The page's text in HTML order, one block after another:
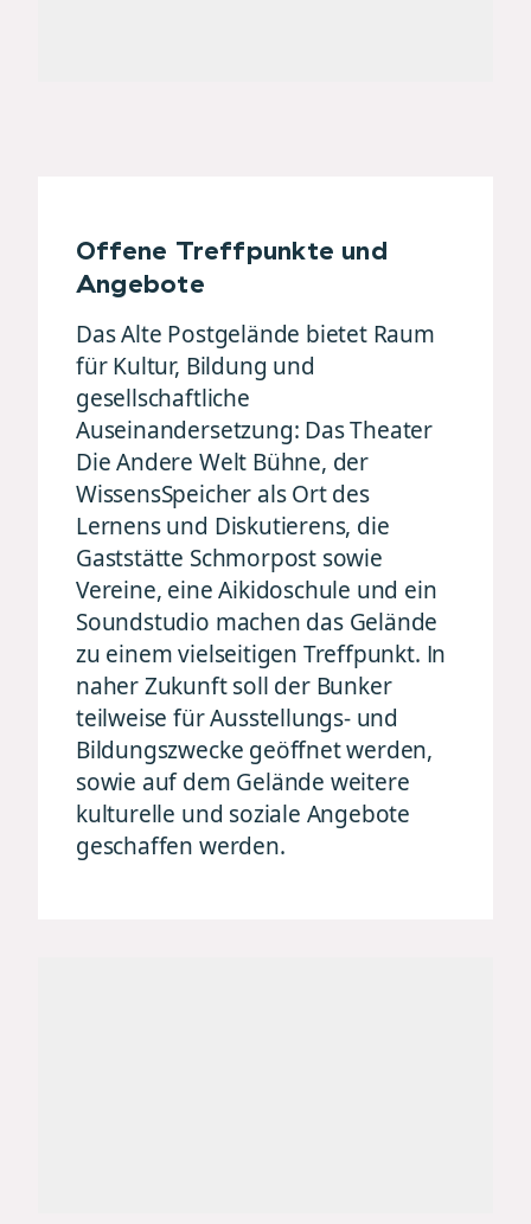
Offene Treffpunkte und
Angebote
Das Alte Postgelände bietet Raum
für Kultur, Bildung und
gesellschaftliche
Auseinandersetzung: Das Theater
Die Andere Welt Bühne, der
WissensSpeicher als Ort des
Lernens und Diskutierens, die
Gaststätte Schmorpost sowie
Vereine, eine Aikidoschule und ein
Soundstudio machen das Gelände
zu einem vielseitigen Treffpunkt. In
naher Zukunft soll der Bunker
teilweise für Ausstellungs- und
Bildungszwecke geöffnet werden,
sowie auf dem Gelände weitere
kulturelle und soziale Angebote
geschaffen werden.